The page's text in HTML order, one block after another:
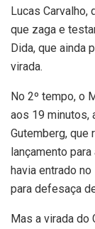
Lucas Carvalho,
que zaga e
Dida, que ainda
virada.
No 2º tempo, o
aos 19 minutos,
Gutemberg,
lançamento
havia entrado
para defesaça
Mas a virada do